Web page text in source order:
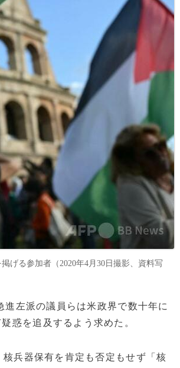
げる参加者（2020年4月30日撮影、資料写
進左派の議員らは米政界で数十年に
惑を追及するよう求めた。
兵器保有を肯定も否定もせず「核